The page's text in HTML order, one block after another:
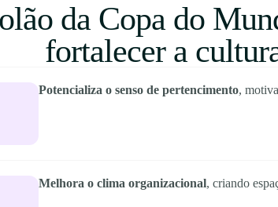
da Copa do
fortalecer a
Potencializa o senso de pertencimento,
Melhora o clima organizacional, criando